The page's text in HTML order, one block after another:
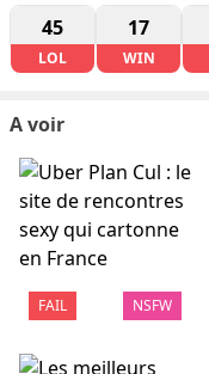
45
LOL
17
WIN
A voir
FAIL NSFW